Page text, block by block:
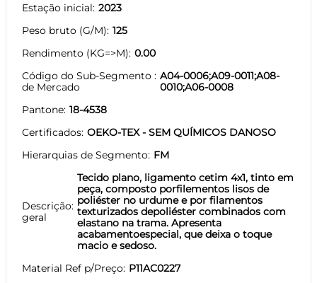
Estação inicial 2023
Peso bruto (G/M) 125
Rendimento (KG=>M) 0.00
Código do Sub-Segmento
de Mercado
A04-0006;A09-0011;A08-
0010;A06-0008
Pantone 18-4538
Certificados OEKO-TEX - SEM QUÍMICOS DANOSO
Hierarquias de Segmento FM
Descrição
geral
Tecido plano, ligamento cetim 4x1, tinto em
peça, composto porfilementos lisos de
poliéster no urdume e por filamentos
texturizados depoliéster combinados com
elastano na trama. Apresenta
acabamentoespecial, que deixa o toque
macio e sedoso.
Material Ref p/Preço P11AC0227